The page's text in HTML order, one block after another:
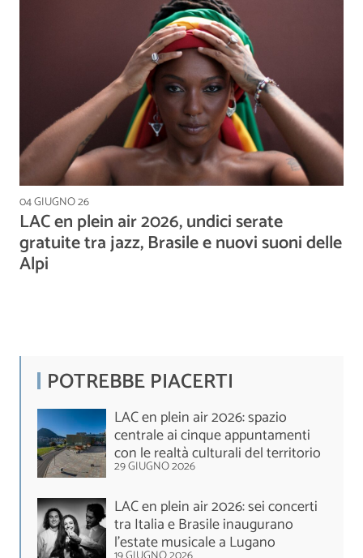
04 GIUGNO 26
LAC en plein air 2026, undici serate
gratuite tra jazz, Brasile e nuovi suoni delle
Alpi
POTREBBE PIACERTI
LAC en plein air 2026: spazio
centrale ai cinque appuntamenti
con le realtà culturali del territorio
29 GIUGNO 2026
LAC en plein air 2026: sei concerti
tra Italia e Brasile inaugurano
l'estate musicale a Lugano